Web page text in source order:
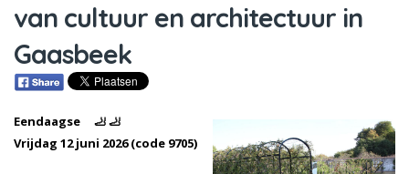
van cultuur en architectuur in
Gaasbeek
Eendaagse 🦶 🦶
Vrijdag 12 juni 2026 (code 9705)